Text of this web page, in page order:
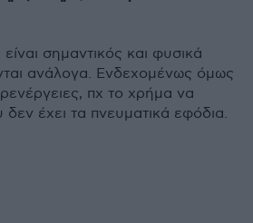
σημαντικός και φυσικά
ανάλογα. Ενδεχομένως όμως
πχ το χρήμα να
έχει τα πνευματικά εφόδια.